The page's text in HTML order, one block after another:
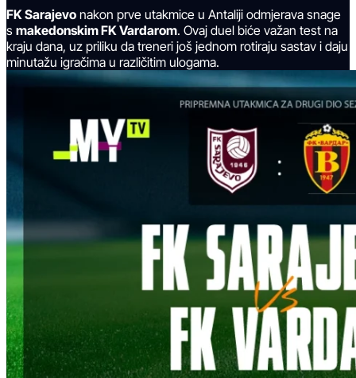
FK Sarajevo nakon prve utakmice u Antaliji odmjerava snage
s makedonskim FK Vardarom. Ovaj duel biće važan test na
kraju dana, uz priliku da treneri još jednom rotiraju sastav i daju
minutažu igračima u različitim ulogama.